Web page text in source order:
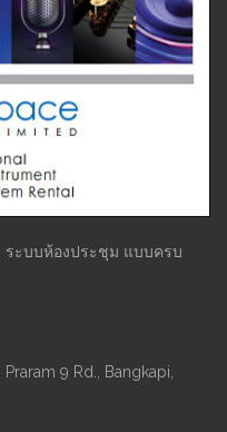
ระบบห้องประชุม แบบครบ
9 Rd., Bangkapi,